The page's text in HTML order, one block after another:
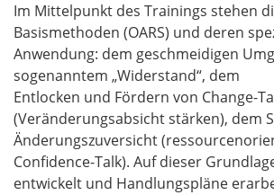
Im Mittelpunkt des Trainings stehen
Basismethoden (OARS) und deren
Anwendung: dem geschmeidigen
sogenanntem „Widerstand“, dem
Entlocken und Fördern von Change-
(Veränderungsabsicht stärken), dem
Änderungszuversicht
Confidence-Talk). Auf dieser
entwickelt und Handlungspläne